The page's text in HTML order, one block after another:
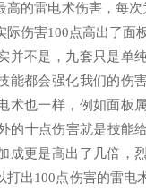
高的雷电术伤害，每次
际伤害100点高出了面
并不是，九套只是单
能都会强化我们的伤
术也一样，例如面板
的十点伤害就是技能
成更是高出了几倍，
打出100点伤害的雷电